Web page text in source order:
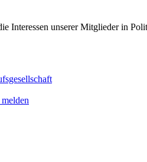
Interessen unserer Mitglieder in